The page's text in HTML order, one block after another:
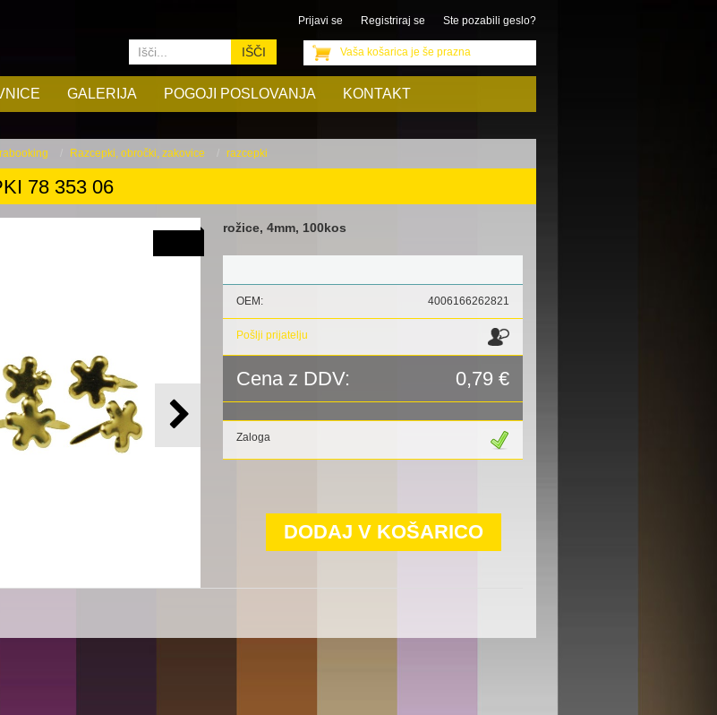
Prijavi se Registriraj se Ste pozabili geslo?
Vaša košarica je še prazna
GALERIJA POGOJI POSLOVANJA KONTAKT
IŠČI
Razcepki, obročki, zakovice razcepki
78 353 06
rožice, 4mm, 100kos
OEM: 4006166262821
Pošlji prijatelju
Cena z DDV: 0,79 €
Zaloga
DODAJ V KOŠARICO